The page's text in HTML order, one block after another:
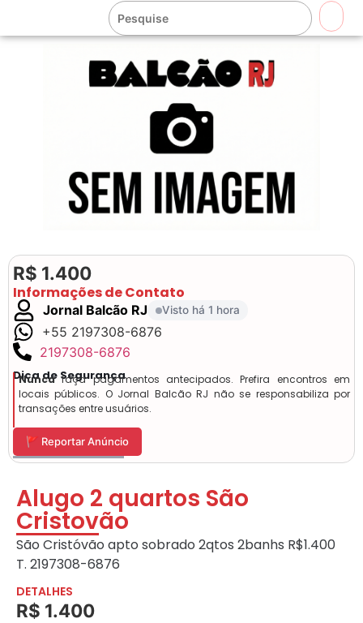
R$ 1.400
Informações de Contato
Jornal Balcão RJ Visto há 1 hora
+55 2197308-6876
2197308-6876
Dica de Segurança
Nuncafaça pagamentos antecipados. Prefira encontros em
locais públicos. O Jornal Balcão RJ não se responsabiliza por
transações entre usuários.
🚩 Reportar Anúncio
Alugo 2 quartos São
Cristovão
São Cristóvão apto sobrado 2qtos 2banhs R$1.400
T. 2197308-6876
DETALHES
R$ 1.400